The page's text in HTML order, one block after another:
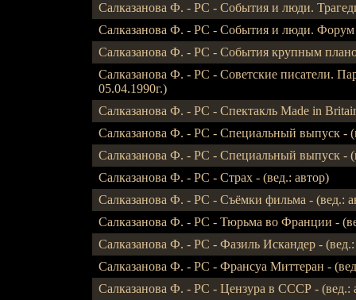
Салказанова Ф. - РС - События и люди.
Салказанова Ф. - РС - События и люди. Форум
Салказанова Ф. - РС - События крупным
Салказанова Ф. - РС - Советские писатели.
05.04.1990г.)
Салказанова Ф. - РС - Спектакль Made in
Салказанова Ф. - РС - Специальный выпуск -
Салказанова Ф. - РС - Специальный выпуск -
Салказанова Ф. - РС - Страх - (вед.: автор)
Салказанова Ф. - РС - Съёмки фильма - (вед.:
Салказанова Ф. - РС - Тюрьма во Франции -
Салказанова Ф. - РС - Фазиль Искандер - (вед.:
Салказанова Ф. - РС - Франсуа Миттеран -
Салказанова Ф. - РС - Цензура в СССР - (вед.: